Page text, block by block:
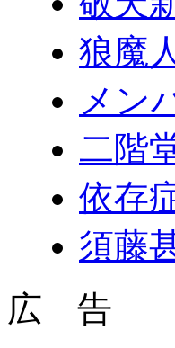
狼魔
メン
二階
依存
須藤
広 告